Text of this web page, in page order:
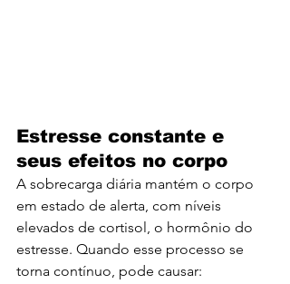
Estresse constante e
seus efeitos no corpo
A sobrecarga diária mantém o corpo
em estado de alerta, com níveis
elevados de cortisol, o hormônio do
estresse. Quando esse processo se
torna contínuo, pode causar: